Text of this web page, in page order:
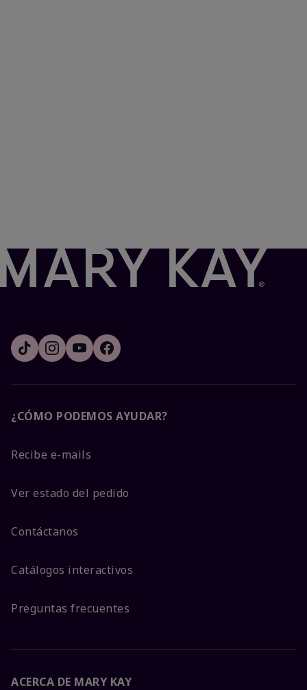
¿CÓMO PODEMOS AYUDAR?
Recibe e-mails
Ver estado del pedido
Contáctanos
Catálogos interactivos
Preguntas frecuentes
ACERCA DE MARY KAY